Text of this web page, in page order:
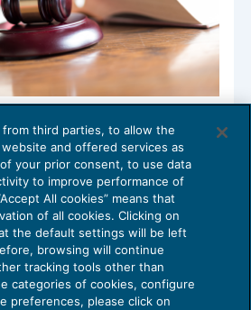
intellettuale:
per verificare
11/2019
from third parties, to allow the
and offered services as
your prior consent, to use data
to improve performance of
All cookies” means that
of all cookies. Clicking on
the default settings will be left
browsing will continue
tracking tools other than
categories of cookies, configure
preferences, please click on